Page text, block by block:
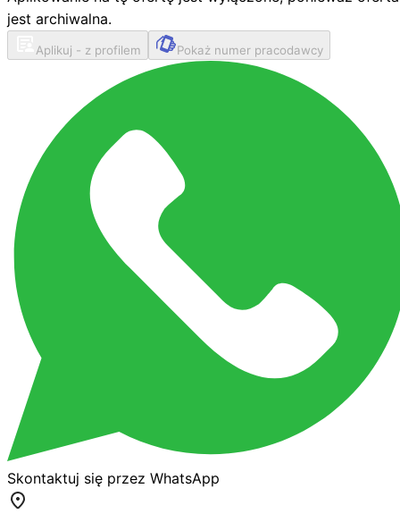
jest archiwalna.
Aplikuj - z profilem Pokaż numer pracodawcy
Skontaktuj się przez WhatsApp